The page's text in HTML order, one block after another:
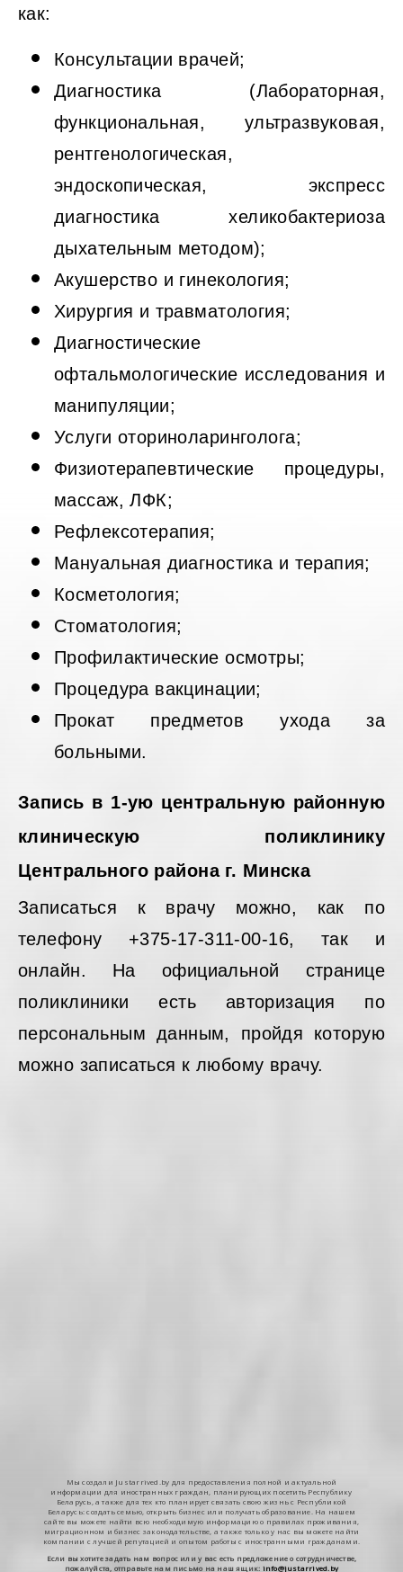
как:
Консультации врачей;
Диагностика (Лабораторная,
функциональная, ультразвуковая,
рентгенологическая,
эндоскопическая, экспресс
диагностика хеликобактериоза
дыхательным методом);
Акушерство и гинекология;
Хирургия и травматология;
Диагностические
офтальмологические исследования и
манипуляции;
Услуги оториноларинголога;
Физиотерапевтические процедуры,
массаж, ЛФК;
Рефлексотерапия;
Мануальная диагностика и терапия;
Косметология;
Стоматология;
Профилактические осмотры;
Процедура вакцинации;
Прокат предметов ухода за
больными.
Запись в 1-ую центральную районную
клиническую поликлинику
Центрального района г. Минска
Записаться к врачу можно, как по
телефону +375-17-311-00-16, так и
онлайн. На официальной странице
поликлиники есть авторизация по
персональным данным, пройдя которую
можно записаться к любому врачу.
Мы создали Justarrived.by для предоставления полной и актуальной
информации для иностранных граждан, планирующих посетить Республику
Беларусь, а также для тех кто планирует связать свою жизнь с Республикой
Беларусь: создать семью, открыть бизнес или получать образование. На нашем
сайте вы можете найти всю необходимую информацию о правилах проживания,
миграционном и бизнес законодательстве, а также только у нас вы можете найти
компании с лучшей репутацией и опытом работы с иностранными гражданами.
Если вы хотите задать нам вопрос или у вас есть предложение о сотрудничестве,
пожалуйста, отправьте нам письмо на наш ящик: info@justarrived.by